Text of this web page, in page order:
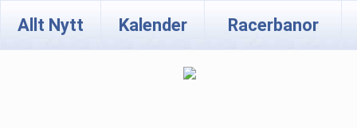
Allt Nytt Kalender Racerbanor